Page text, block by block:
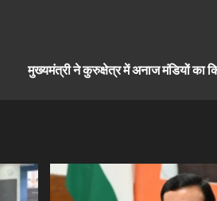
मुख्यमंत्री ने कुरुक्षेत्र में अनाज मंडियों का